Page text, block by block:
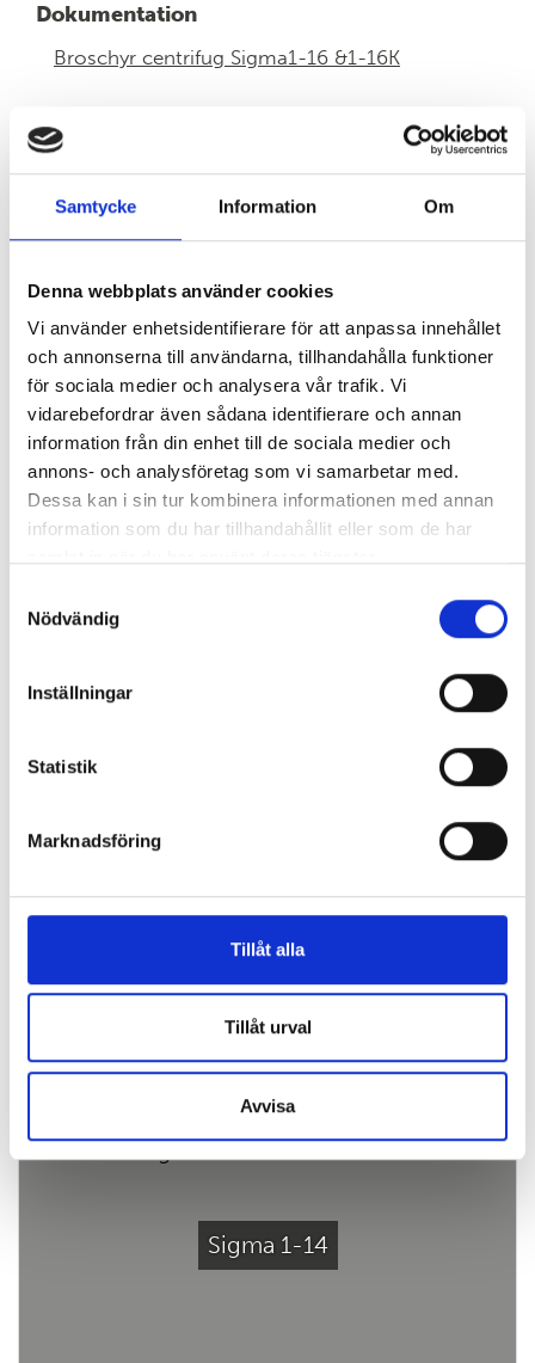
Samtycke Information Om
Denna webbplats använder cookies
Vi använder enhetsidentifierare för att anpassa innehållet
och annonserna till användarna, tillhandahålla funktioner
för sociala medier och analysera vår trafik. Vi
vidarebefordrar även sådana identifierare och annan
information från din enhet till de sociala medier och
annons- och analysföretag som vi samarbetar med.
Dessa kan i sin tur kombinera informationen med annan
information som du har tillhandahållit eller som de har
Nödvändig
Inställningar
Statistik
Marknadsföring
Tillåt alla
Tillåt urval
Avvisa
Dokumentation
Broschyr centrifug Sigma1-16 &1-16K
KONTAKTA OSS HÄR
Sigma 1-16K
Sigma 1-14